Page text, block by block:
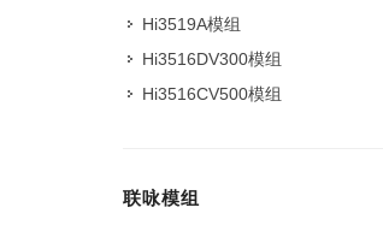
Hi3519A模组
Hi3516DV300模组
Hi3516CV500模组
联咏模组